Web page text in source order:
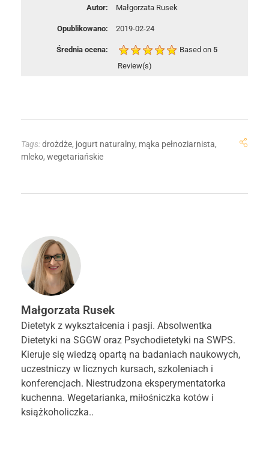
Autor: Małgorzata Rusek
Opublikowano: 2019-02-24
Średnia ocena: Based on 5
Review(s)
Tags:drożdże, jogurt naturalny, mąka pełnoziarnista,
mleko, wegetariańskie
Małgorzata Rusek
Dietetyk z wykształcenia i pasji. Absolwentka
Dietetyki na SGGW oraz Psychodietetyki na SWPS.
Kieruje się wiedzą opartą na badaniach naukowych,
uczestniczy w licznych kursach, szkoleniach i
konferencjach. Niestrudzona eksperymentatorka
kuchenna. Wegetarianka, miłośniczka kotów i
książkoholiczka..